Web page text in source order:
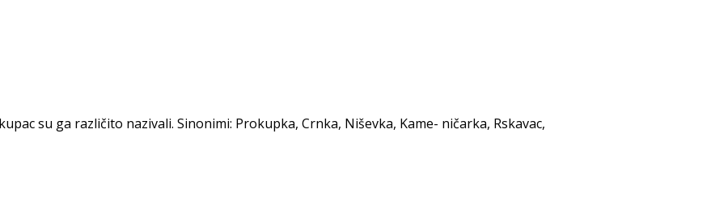
su ga različito nazivali. Sinonimi: Prokupka, Crnka, Niševka, Kame- ničarka, Rskavac,